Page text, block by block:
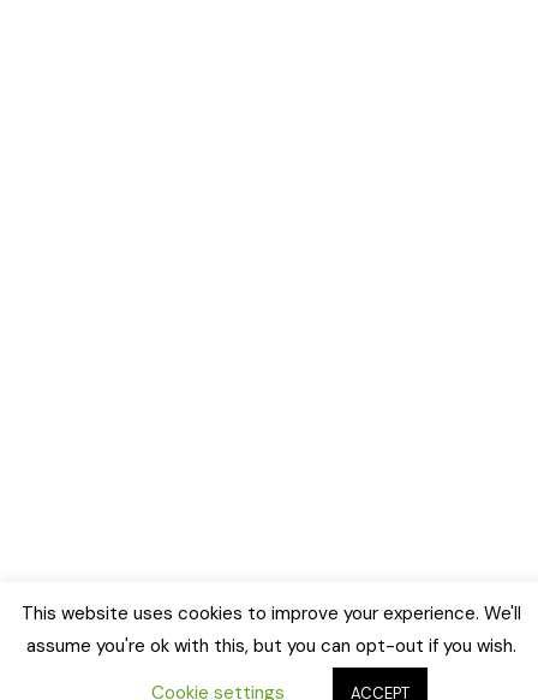
This website uses cookies to improve your experience. We'll
assume you're ok with this, but you can opt-out if you wish.
Cookie settings
ACCEPT